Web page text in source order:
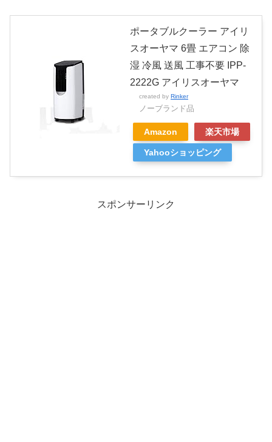
ポータブルクーラー アイリ
スオーヤマ 6畳 エアコン 除
湿 冷風 送風 工事不要 IPP-
2222G アイリスオーヤマ
created by Rinker
ノーブランド品
Amazon 楽天市場
Yahooショッピング
スポンサーリンク